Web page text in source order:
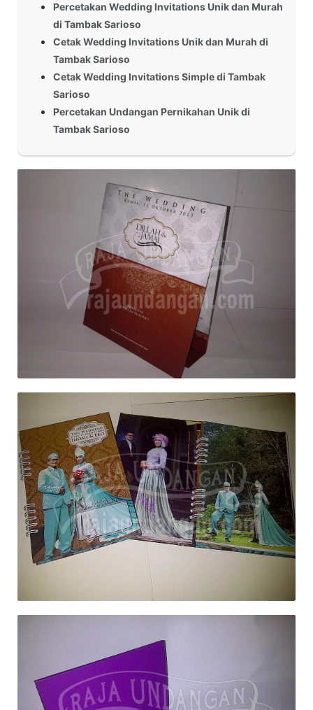
Percetakan Wedding Invitations Unik dan Murah
di Tambak Sarioso
Cetak Wedding Invitations Unik dan Murah di
Tambak Sarioso
Cetak Wedding Invitations Simple di Tambak
Sarioso
Percetakan Undangan Pernikahan Unik di
Tambak Sarioso